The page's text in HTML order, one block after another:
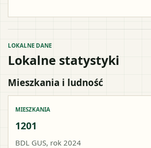
LOKALNE DANE
Lokalne statystyki
Mieszkania i ludność
MIESZKANIA
1201
BDL GUS, rok 2024